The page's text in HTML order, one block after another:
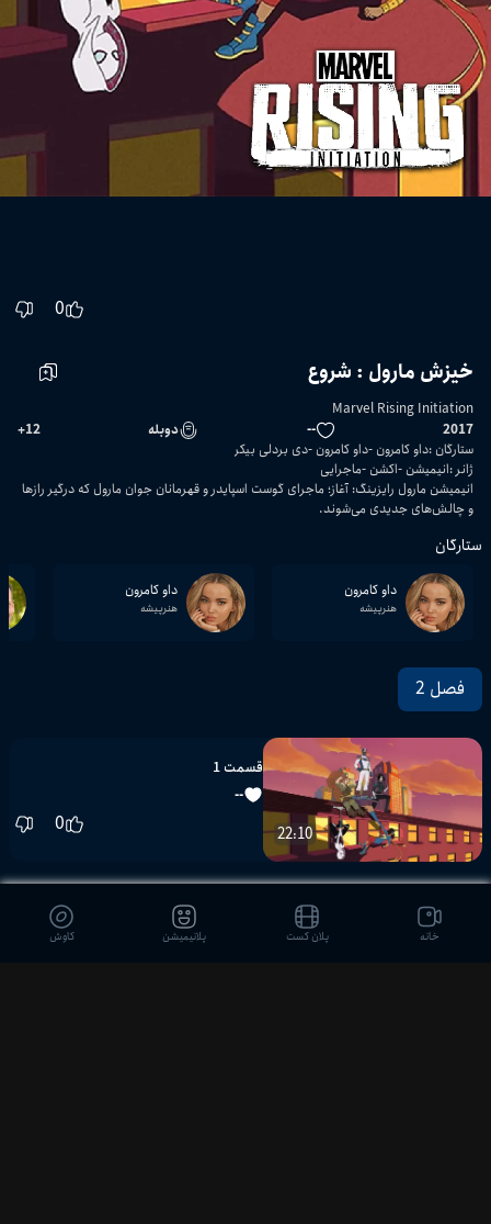
0
خیزش مارول : شروع
Marvel Rising Initiation
2017
-- دوبله 12
+
ستارگان :داو کامرون داو کامرون دی بردلی بیکر
ژانر:انیمیشن اکشن ماجرایی
انیمیشن مارول رایزینگ: آغاز؛ ماجرای گوست اسپایدر و قهرمانان جوان مارول که درگیر رازها
و چالش‌های جدیدی می‌شوند.
ستارگان
داو کامرون
هنرپیشه
داو کامرون
هنرپیشه
فصل 2
22:10
قسمت 1
--
0
ویدیوهای مشابه
خانه پلان کست پلانیمیشن کاوش